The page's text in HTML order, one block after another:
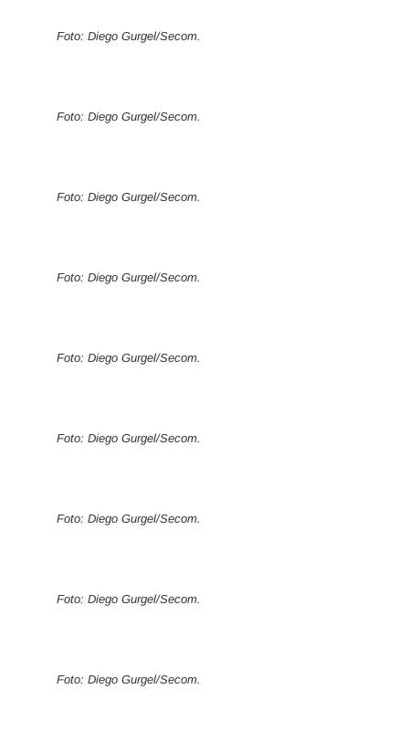
Foto: Diego Gurgel/Secom.
Foto: Diego Gurgel/Secom.
Foto: Diego Gurgel/Secom.
Foto: Diego Gurgel/Secom.
Foto: Diego Gurgel/Secom.
Foto: Diego Gurgel/Secom.
Foto: Diego Gurgel/Secom.
Foto: Diego Gurgel/Secom.
Foto: Diego Gurgel/Secom.